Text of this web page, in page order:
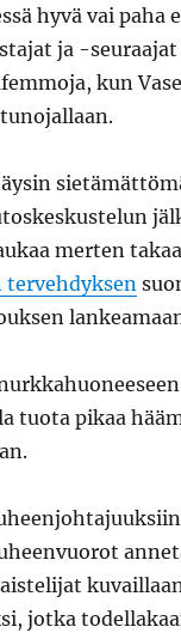
hyvä vai paha
ja -
kun
merten
tuota pikaa
jotka